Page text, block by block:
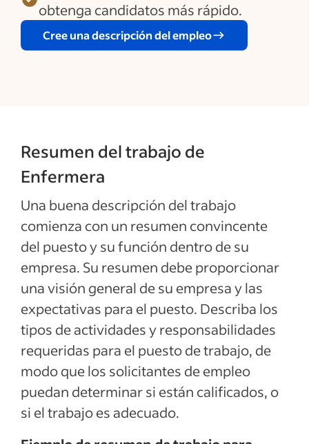
obtenga candidatos más rápido.
Cree una descripción del empleo
Resumen del trabajo de
Enfermera
Una buena descripción del trabajo
comienza con un resumen convincente
del puesto y su función dentro de su
empresa. Su resumen debe proporcionar
una visión general de su empresa y las
expectativas para el puesto. Describa los
tipos de actividades y responsabilidades
requeridas para el puesto de trabajo, de
modo que los solicitantes de empleo
puedan determinar si están calificados, o
si el trabajo es adecuado.